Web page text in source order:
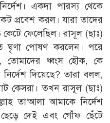
একদা পারস্য থেকে
প্রবেশ করল। যারা তাদের
ফেলেছিল। রাসূল (ছাঃ)
ঘৃণা পোষণ করলেন। পরে
তোমাদের ধ্বংস হৌক, কে
দিয়েছে? তারা বলল,
কেসরা। তখন রাসূল (ছাঃ)
তা‘আলা আমাকে নির্দেশ
দেই এবং গোঁফ ছেঁটে